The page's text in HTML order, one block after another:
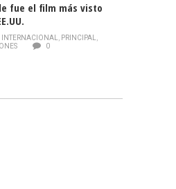
fue el film más visto
INTERNACIONAL, PRINCIPAL,
0